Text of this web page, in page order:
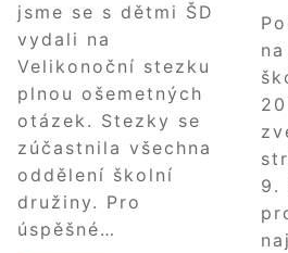
jsme se s dětmi ŠD
vydali na
Velikonoční stezku
plnou ošemetných
otázek. Stezky se
zúčastnila všechna
oddělení školní
družiny. Pro
úspěšné…
9.